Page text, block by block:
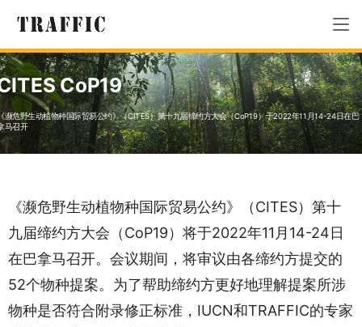
CoP19
濒危野生动植物种国际贸易公约》（CITES）第十九届缔约方大会（CoP19）于2022年11月14-24日在巴
马召开
《濒危野生动植物种国际贸易公约》（CITES）第十
九届缔约方大会（CoP19）将于2022年11月14-24日
在巴拿马召开。会议期间，将审议由各缔约方提交的
52个物种提案。为了帮助缔约方更好地理解提案所涉
物种是否符合附录修正标准，IUCN和TRAFFIC的专家